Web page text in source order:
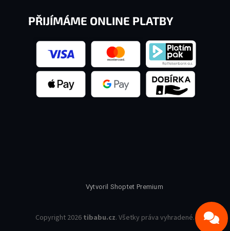
PŘIJÍMÁME ONLINE PLATBY
Vytvoril Shoptet Premium
Copyright 2026 tibabu.cz. Všetky práva vyhradené.